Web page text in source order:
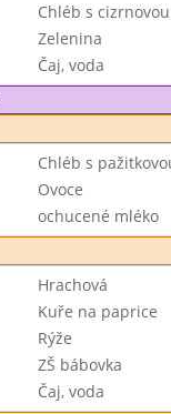
Chléb s
Zelenina
Čaj, voda
Chléb s
Ovoce
ochucené mléko
Hrachová
Kuře na paprice
Rýže
ZŠ bábovka
Čaj, voda